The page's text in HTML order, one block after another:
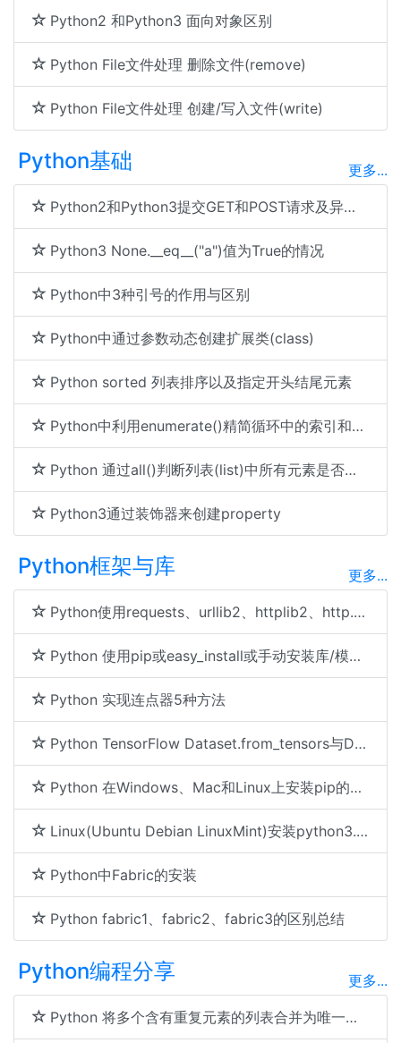
Python2 和Python3 面向对象区别
Python File文件处理 删除文件(remove)
Python File文件处理 创建/写入文件(write)
Python基础 更多...
Python2和Python3提交GET和POST请求及异常处理(try except)
Python3 None.__eq__("a")值为True的情况
Python中3种引号的作用与区别
Python中通过参数动态创建扩展类(class)
Python sorted 列表排序以及指定开头结尾元素
Python中利用enumerate()精简循环中的索引和元素访问
Python 通过all()判断列表(list)中所有元素是否都包含某个字符串(string)
Python3通过装饰器来创建property
Python框架与库 更多...
Python使用requests、urllib2、httplib2、http.client执行Get和Post请求
Python 使用pip或easy_install或手动安装库/模块/软件包
Python 实现连点器5种方法
Python TensorFlow Dataset.from_tensors与Dataset.from_tensor_slices 区别
Python 在Windows、Mac和Linux上安装pip的方法
Linux(Ubuntu Debian LinuxMint)安装python3.7.1并且兼容python2
Python中Fabric的安装
Python fabric1、fabric2、fabric3的区别总结
Python编程分享 更多...
Python 将多个含有重复元素的列表合并为唯一分组列表